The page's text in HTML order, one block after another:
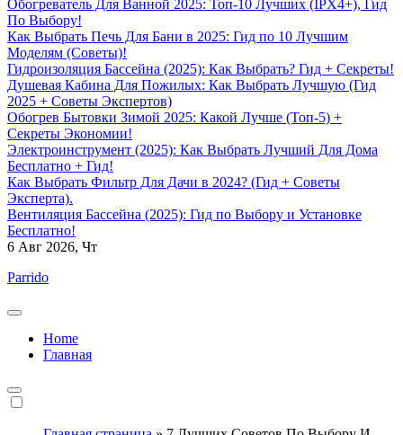
Обогреватель Для Ванной 2025: Топ-10 Лучших (IPX4+), Гид
По Выбору!
Как Выбрать Печь Для Бани в 2025: Гид по 10 Лучшим
Моделям (Советы)!
Гидроизоляция Бассейна (2025): Как Выбрать? Гид + Секреты!
Душевая Кабина Для Пожилых: Как Выбрать Лучшую (Гид
2025 + Советы Экспертов)
Обогрев Бытовки Зимой 2025: Какой Лучше (Топ-5) +
Секреты Экономии!
Электроинструмент (2025): Как Выбрать Лучший Для Дома
Бесплатно + Гид!
Как Выбрать Фильтр Для Дачи в 2024? (Гид + Советы
Эксперта).
Вентиляция Бассейна (2025): Гид по Выбору и Установке
Бесплатно!
6 Авг 2026, Чт
Parrido
Home
Главная